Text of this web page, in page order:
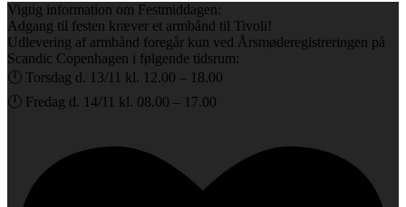
Vigtig information om Festmiddagen:
Adgang til festen kræver et armbånd til Tivoli!
Udlevering af armbånd foregår kun ved Årsmøderegistreringen på
Scandic Copenhagen i følgende tidsrum:
🕛 Torsdag d. 13/11 kl. 12.00 – 18.00
🕛 Fredag d. 14/11 kl. 08.00 – 17.00